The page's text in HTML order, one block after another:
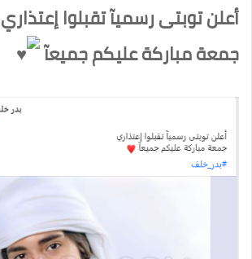
أعلن توبتى رسميآ تقبلوا إعتذاري
جمعة مباركة عليكم جميعآ